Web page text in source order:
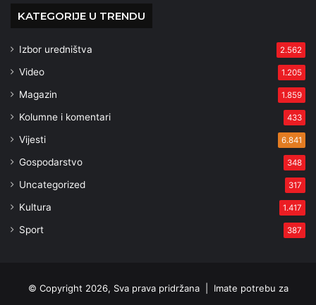
KATEGORIJE U TRENDU
Izbor uredništva 2.562
Video 1.205
Magazin 1.859
Kolumne i komentari 433
Vijesti 6.841
Gospodarstvo 348
Uncategorized 317
Kultura 1.417
Sport 387
© Copyright 2026, Sva prava pridržana | Imate potrebu za